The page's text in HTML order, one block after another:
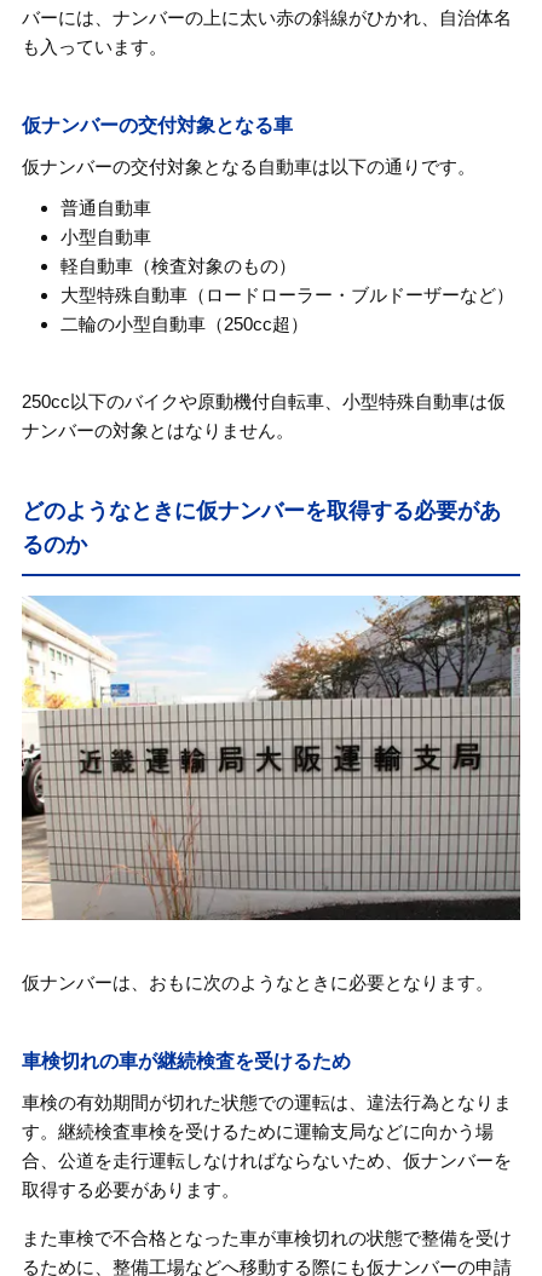
バーには、ナンバーの上に太い赤の斜線がひかれ、自治体名
も入っています。
仮ナンバーの交付対象となる車
仮ナンバーの交付対象となる自動車は以下の通りです。
普通自動車
小型自動車
軽自動車（検査対象のもの）
大型特殊自動車（ロードローラー・ブルドーザーなど）
二輪の小型自動車（250cc超）
250cc以下のバイクや原動機付自転車、小型特殊自動車は仮
ナンバーの対象とはなりません。
どのようなときに仮ナンバーを取得する必要があ
るのか
仮ナンバーは、おもに次のようなときに必要となります。
車検切れの車が継続検査を受けるため
車検の有効期間が切れた状態での運転は、違法行為となりま
す。継続検査車検を受けるために運輸支局などに向かう場
合、公道を走行運転しなければならないため、仮ナンバーを
取得する必要があります。
また車検で不合格となった車が車検切れの状態で整備を受け
るために、整備工場などへ移動する際にも仮ナンバーの申請